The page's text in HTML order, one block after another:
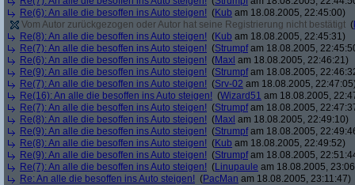
Re(6): An alle die besoffen ins Auto steigen! (Kub am 18.08.2005, 22:45:00)
Vom Autor zurückgezogen oder Autor hat seine Registrierung nicht bestätigt (
Re(8): An alle die besoffen ins Auto steigen! (Kub am 18.08.2005, 22:45:31)
Re(7): An alle die besoffen ins Auto steigen! (Strumpfam 18.08.2005,
Re(6): An alle die besoffen ins Auto steigen! (Maxl am 18.08.2005, 22:46:21)
Re(9): An alle die besoffen ins Auto steigen! (Strumpfam 18.08.2005,
Re(7): An alle die besoffen ins Auto steigen! (Srv-02 am 18.08.2005,
Re(16): An alle die besoffen ins Auto steigen! (Wizard51 am 18.08.2005,
Re(7): An alle die besoffen ins Auto steigen! (Strumpfam 18.08.2005,
Re(8): An alle die besoffen ins Auto steigen! (Maxl am 18.08.2005, 22:49:10)
Re(9): An alle die besoffen ins Auto steigen! (Strumpfam 18.08.2005,
Re(8): An alle die besoffen ins Auto steigen! (Kub am 18.08.2005, 22:49:52)
Re(9): An alle die besoffen ins Auto steigen! (Strumpfam 18.08.2005,
Re(7): An alle die besoffen ins Auto steigen! (Linupaule am 18.08.2005,
Re: An alle die besoffen ins Auto steigen! (PacMan am 18.08.2005, 23:11:47)